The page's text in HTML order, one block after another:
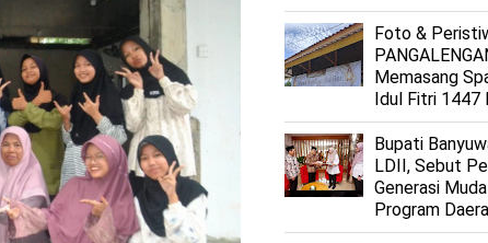
Foto &
Memasang
Idul Fitri 1447
Bupati
LDII, Sebut
Generasi
Program